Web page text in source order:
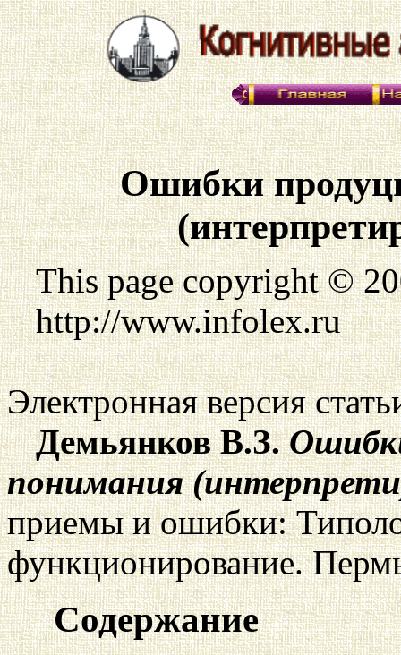
Ошибки
This page copyright ©
http://www.infolex.ru
Электронная версия
Демьянков В.З.
понимания
приемы и ошибки:
функционирование.
Содержание